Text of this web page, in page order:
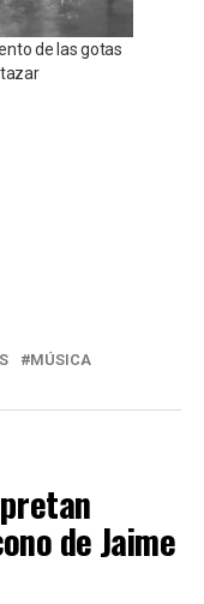
de las gotas
MÚSICA
de Jaime